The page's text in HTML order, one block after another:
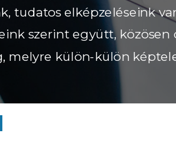
tudatos elképzeléseink
szerint együtt, közösen
melyre külön-külön